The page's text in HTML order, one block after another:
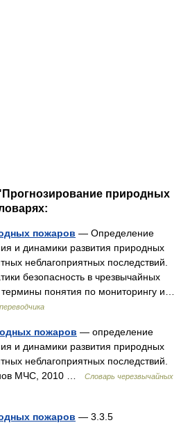
природных
пожаров — Определение
и динамики развития природных
неблагоприятных последствий.
безопасность в чрезвычайных
понятия по мониторингу и…
пожаров — определение
и динамики развития природных
неблагоприятных последствий.
МЧС, 2010 …
Словарь черезвычайных
пожаров — 3.3.5